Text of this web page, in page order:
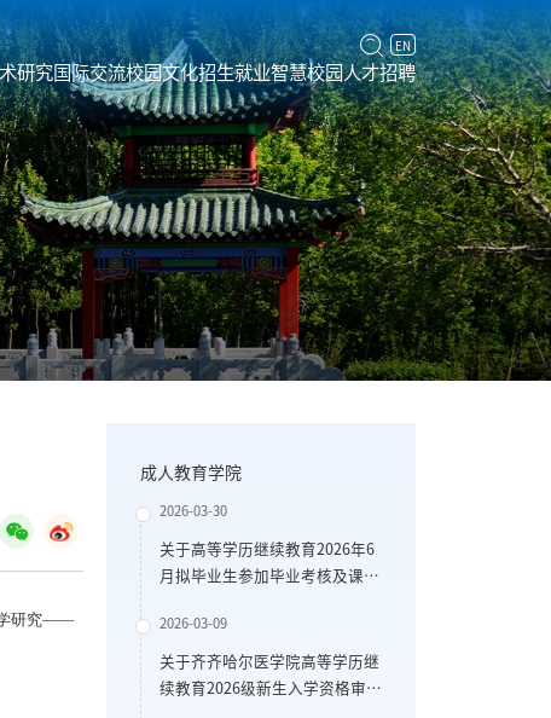
EN
研究国际交流校园文化招生就业智慧校园人才招聘
学研究——
成人教育学院
2026-03-30
关于高等学历继续教育2026年6
月拟毕业生参加毕业考核及课程
2026-03-09
关于齐齐哈尔医学院高等学历继
续教育2026级新生入学资格审核